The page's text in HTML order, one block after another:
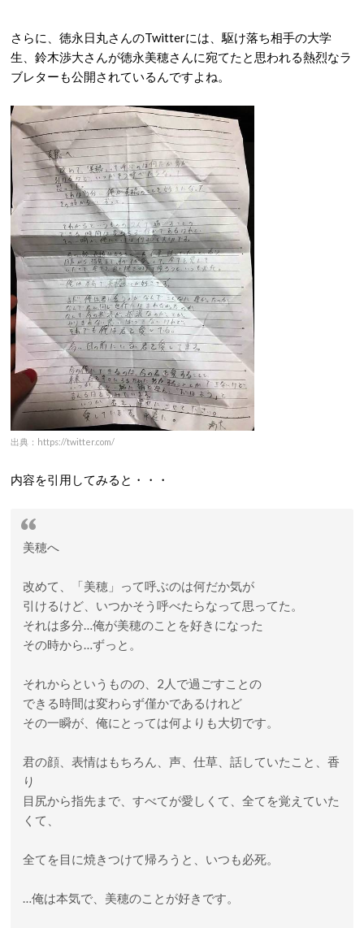
さらに、徳永日丸さんのTwitterには、駆け落ち相手の大学
生、鈴木渉大さんが徳永美穂さんに宛てたと思われる熱烈なラ
ブレターも公開されているんですよね。
出典：https://twitter.com/
内容を引用してみると・・・
美穂へ
改めて、「美穂」って呼ぶのは何だか気が
引けるけど、いつかそう呼べたらなって思ってた。
それは多分…俺が美穂のことを好きになった
その時から…ずっと。
それからというものの、2人で過ごすことの
できる時間は変わらず僅かであるけれど
その一瞬が、俺にとっては何よりも大切です。
君の顔、表情はもちろん、声、仕草、話していたこと、香
り
目尻から指先まで、すべてが愛しくて、全てを覚えていた
くて、
全てを目に焼きつけて帰ろうと、いつも必死。
…俺は本気で、美穂のことが好きです。